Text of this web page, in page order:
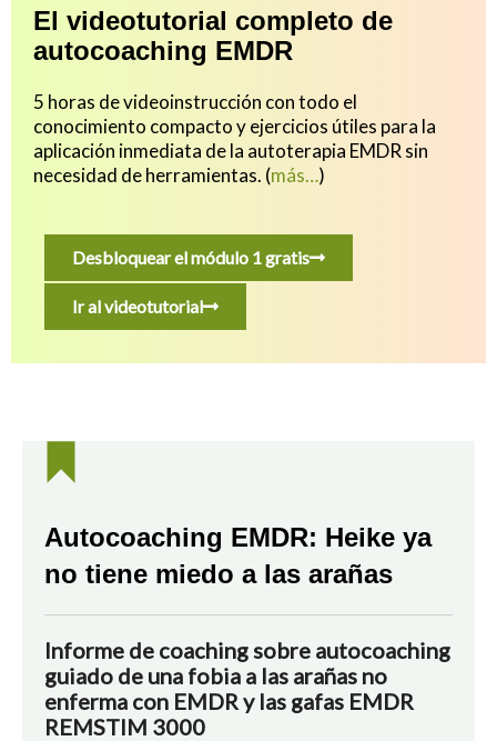
El videotutorial completo de
autocoaching EMDR
5 horas de videoinstrucción con todo el
conocimiento compacto y ejercicios útiles para la
aplicación inmediata de la autoterapia EMDR sin
necesidad de herramientas. (más…)
Desbloquear el módulo 1 gratis
Ir al videotutorial
Autocoaching EMDR: Heike ya
no tiene miedo a las arañas
Informe de coaching sobre autocoaching
guiado de una fobia a las arañas no
enferma con EMDR y las gafas EMDR
REMSTIM 3000